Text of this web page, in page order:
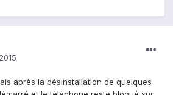
après la désinstallation de quelques